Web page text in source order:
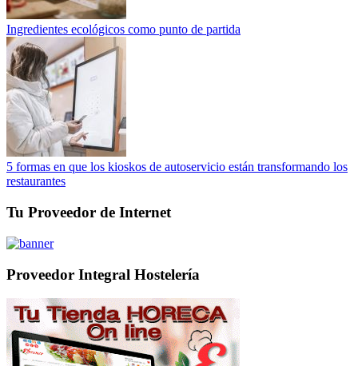
Ingredientes ecológicos como punto de partida
5 formas en que los kioskos de autoservicio están transformando los
restaurantes
Tu Proveedor de Internet
Proveedor Integral Hostelería